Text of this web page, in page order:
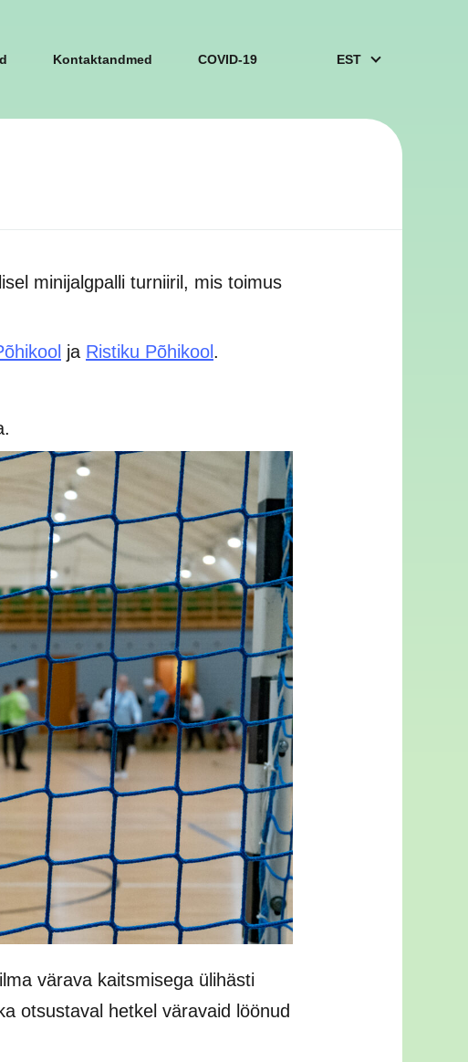
Kontaktandmed COVID-19 EST
minijalgpalli turniiril, mis toimus
ja Ristiku Põhikool .
värava kaitsmisega ülihästi
otsustaval hetkel väravaid löönud